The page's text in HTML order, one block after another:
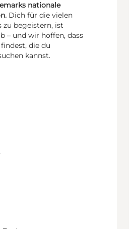
nationale
Dich für die vielen
zu begeistern, ist
– und wir hoffen, dass
die du
kannst.